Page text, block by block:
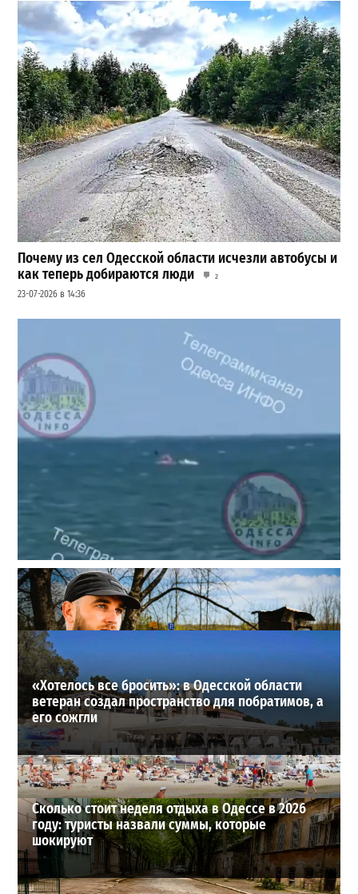
Почему из сел Одесской области исчезли автобусы и
как теперь добираются люди
2
23-07-2026 в 14:36
Под Одессой уносит в море ребенка на матрасе и
мужчину: идет спасательная операция
28-07-2026 в 17:51
ВИБОР РЕДАКЦИИ
«Хотелось все бросить»: в Одесской области
ветеран создал пространство для побратимов, а
его сожгли
Сколько стоит неделя отдыха в Одессе в 2026
году: туристы назвали суммы, которые
шокируют